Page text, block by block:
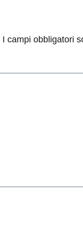
I campi obbligatori